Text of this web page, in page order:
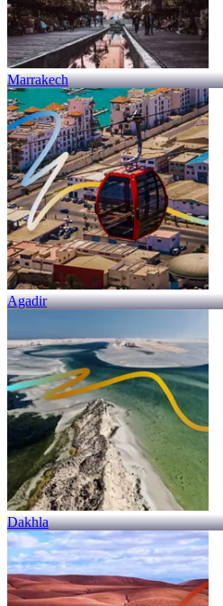
Marrakech
Agadir
Dakhla